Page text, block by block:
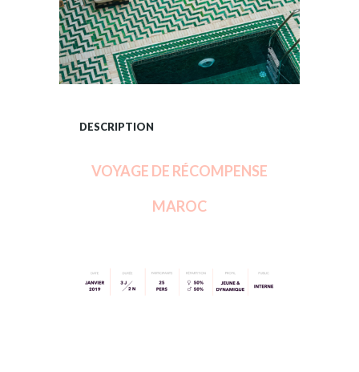
DESCRIPTION
VOYAGE DE RÉCOMPENSE
MAROC